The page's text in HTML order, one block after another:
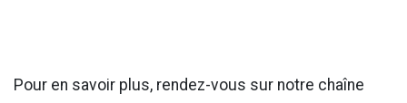
Pour en savoir plus, rendez-vous sur notre chaîne